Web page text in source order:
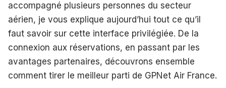
accompagné plusieurs personnes du secteur
aérien, je vous explique aujourd’hui tout ce qu’il
faut savoir sur cette interface privilégiée. De la
connexion aux réservations, en passant par les
avantages partenaires, découvrons ensemble
comment tirer le meilleur parti de GPNet Air France.